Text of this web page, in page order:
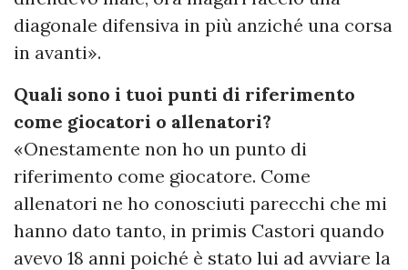
diagonale difensiva in più anziché una corsa
in avanti».
Quali sono i tuoi punti di riferimento
come giocatori o allenatori?
«Onestamente non ho un punto di
riferimento come giocatore. Come
allenatori ne ho conosciuti parecchi che mi
hanno dato tanto, in primis Castori quando
avevo 18 anni poiché è stato lui ad avviare la